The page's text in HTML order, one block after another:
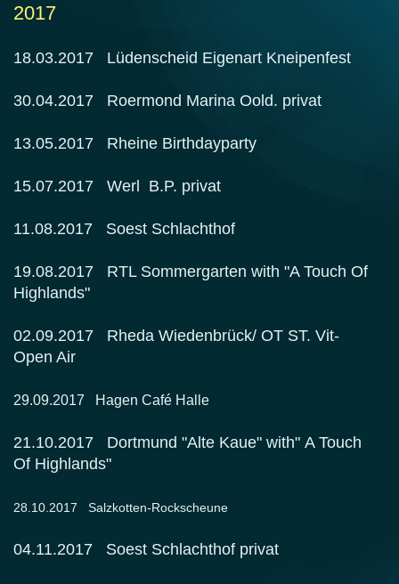
2017
18.03.2017 Lüdenscheid Eigenart Kneipenfest
30.04.2017 Roermond Marina Oold. privat
13.05.2017 Rheine Birthdayparty
15.07.2017 Werl B.P. privat
11.08.2017 Soest Schlachthof
19.08.2017 RTL Sommergarten with "A Touch Of
Highlands"
02.09.2017 Rheda Wiedenbrück/ OT ST. Vit-
Open Air
29.09.2017 Hagen Café Halle
21.10.2017 Dortmund "Alte Kaue" with" A Touch
Of Highlands"
28.10.2017 Salzkotten-Rockscheune
04.11.2017 Soest Schlachthof privat